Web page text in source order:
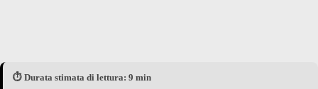
⏱️ Durata stimata di lettura: 9 min